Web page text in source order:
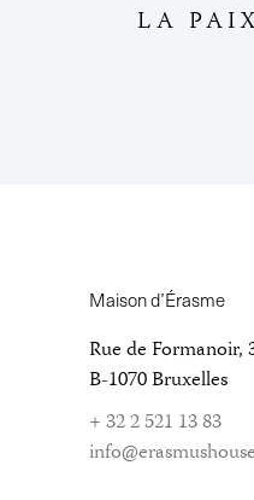
LA
Maison d’Érasme
Rue de Formanoir,
B-1070 Bruxelles
+ 32 2 521 13 83